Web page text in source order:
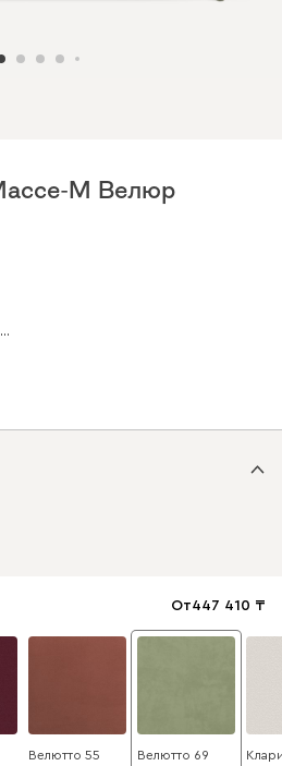
М Велюр
От447 410
Велютто 55 Велютто 69